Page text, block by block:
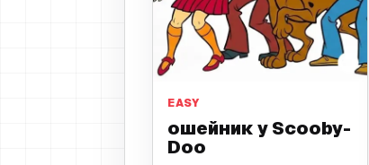
ошейник
EASY
ошейник у Scooby-
Doo